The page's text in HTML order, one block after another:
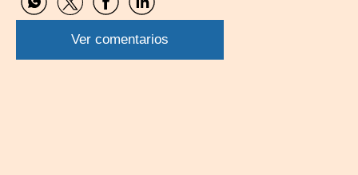
Compartir
por
WhatsApp
Compartir
por
Twitter
Compartir
por
Facebook
Compartir
por
Linkedin
Ver comentarios